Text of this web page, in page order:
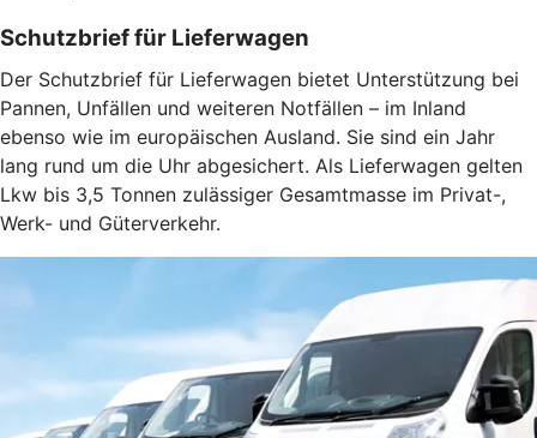
Schutzbrief für Lieferwagen
Der Schutzbrief für Lieferwagen bietet Unterstützung bei
Pannen, Unfällen und weiteren Notfällen – im Inland
ebenso wie im europäischen Ausland. Sie sind ein Jahr
lang rund um die Uhr abgesichert. Als Lieferwagen gelten
Lkw bis 3,5 Tonnen zulässiger Gesamtmasse im Privat-,
Werk- und Güterverkehr.